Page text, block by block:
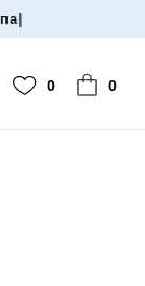
|